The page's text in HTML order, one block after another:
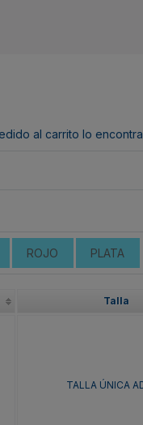
al carrito lo
ROJO PLATA
Talla
TALLA ÚNICA